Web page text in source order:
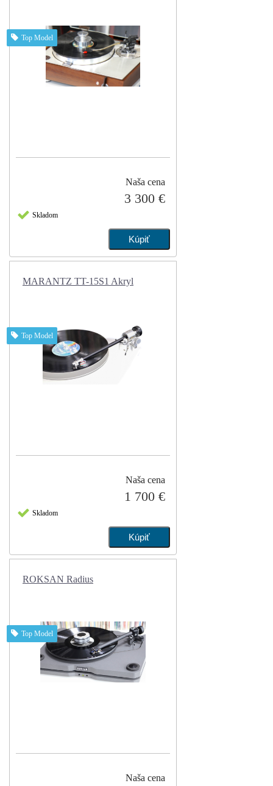
Naša cena
3 300 €
Skladom
Top Model
MARANTZ TT-15S1 Akryl
Naša cena
1 700 €
Skladom
Top Model
ROKSAN Radius
Naša cena
Top Model